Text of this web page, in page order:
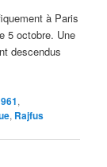
à Paris
5 octobre. Une
descendus
,
, Rajfus